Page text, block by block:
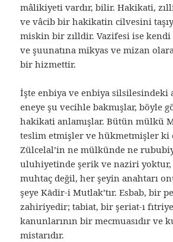
mâlikiyeti vardır, bilir. Hakikati,
ve vâcib bir hakikatin cilvesini
miskin bir zılldir. Vazifesi ise kendi
ve şuunatına mikyas ve mizan
bir hizmettir.
İşte enbiya ve enbiya silsilesindeki
eneye şu vecihle bakmışlar, böyle
hakikati anlamışlar. Bütün mülkü
teslim etmişler ve hükmetmişler ki
Zülcelal’in ne mülkünde ne
uluhiyetinde şerik ve naziri
muhtaç değil, her şeyin anahtarı
şeye Kādir-i Mutlak’tır. Esbab, bir
zahiriyedir; tabiat, bir şeriat-ı
kanunlarının bir mecmuasıdır ve
mistarıdır.